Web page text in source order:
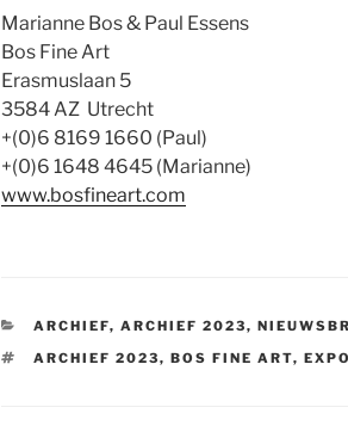
Marianne Bos & Paul Essens
Bos Fine Art
Erasmuslaan 5
3584 AZ Utrecht
+(0)6 8169 1660 (Paul)
+(0)6 1648 4645 (Marianne)
www.bosfineart.com
CATEGORIEËN
ARCHIEF,ARCHIEF 2023,
TAGS
ARCHIEF 2023,BOS FINE ART,